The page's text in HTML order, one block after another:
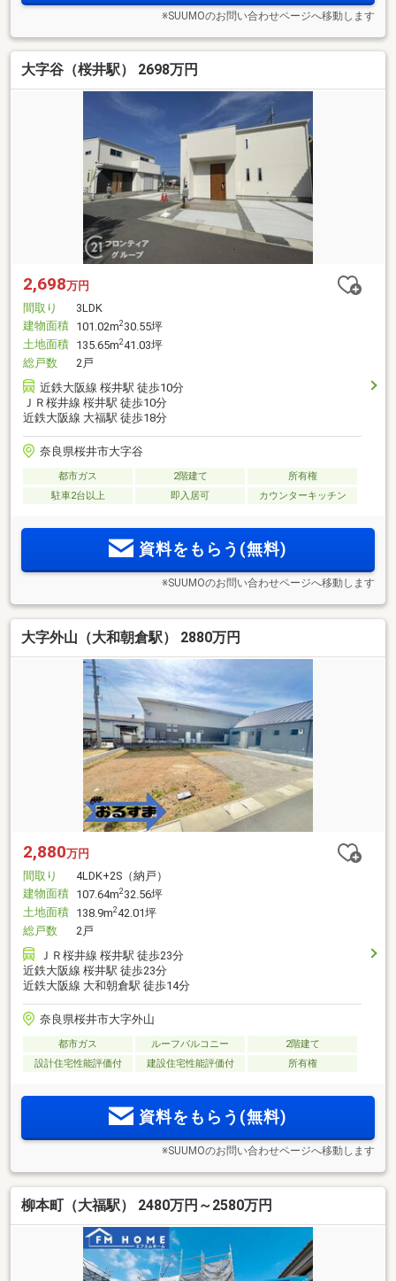
※SUUMOのお問い合わせページへ移動します
大字谷（桜井駅） 2698万円
2,698万円
間取り
3LDK
建物面積 101.02m230.55坪
土地面積 135.65m241.03坪
総戸数
2戸
近鉄大阪線 桜井駅 徒歩10分
ＪＲ桜井線 桜井駅 徒歩10分
近鉄大阪線 大福駅 徒歩18分
奈良県桜井市大字谷
都市ガス 2階建て
所有権
駐車2台以上
即入居可 カウンターキッチン
資料をもらう(無料)
※SUUMOのお問い合わせページへ移動します
大字外山（大和朝倉駅） 2880万円
2,880万円
間取り
4LDK+2S（納戸）
建物面積 107.64m232.56坪
土地面積 138.9m242.01坪
総戸数
2戸
ＪＲ桜井線 桜井駅 徒歩23分
近鉄大阪線 桜井駅 徒歩23分
近鉄大阪線 大和朝倉駅 徒歩14分
奈良県桜井市大字外山
都市ガス ルーフバルコニー
2階建て
設計住宅性能評価付
建設住宅性能評価付 所有権
資料をもらう(無料)
※SUUMOのお問い合わせページへ移動します
柳本町（大福駅） 2480万円～2580万円